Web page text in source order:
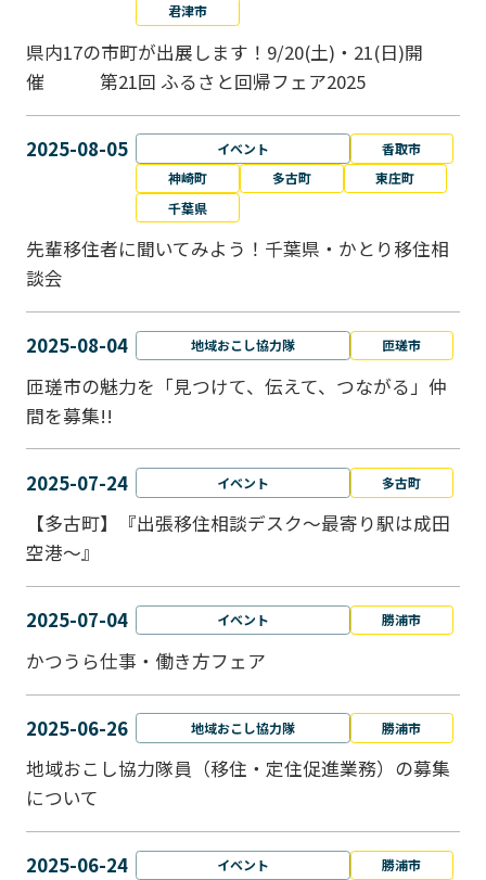
君津市
県内17の市町が出展します！9/20(土)・21(日)開
催 第21回 ふるさと回帰フェア2025
2025-08-05 イベント
香取市
神崎町
多古町
東庄町
千葉県
先輩移住者に聞いてみよう！千葉県・かとり移住相
談会
2025-08-04 地域おこし協力隊 匝瑳市
匝瑳市の魅力を「見つけて、伝えて、つながる」仲
間を募集!!
2025-07-24 イベント 多古町
【多古町】『出張移住相談デスク～最寄り駅は成田
空港～』
2025-07-04 イベント 勝浦市
かつうら仕事・働き方フェア
2025-06-26 地域おこし協力隊 勝浦市
地域おこし協力隊員（移住・定住促進業務）の募集
について
2025-06-24 イベント
勝浦市